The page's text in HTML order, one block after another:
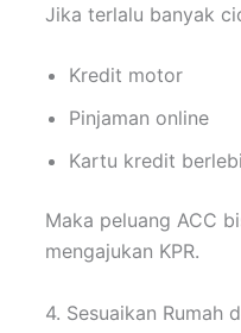
Jika terlalu banyak
Kredit motor
Pinjaman online
Kartu kredit
Maka peluang ACC
mengajukan KPR.
4. Sesuaikan Rumah